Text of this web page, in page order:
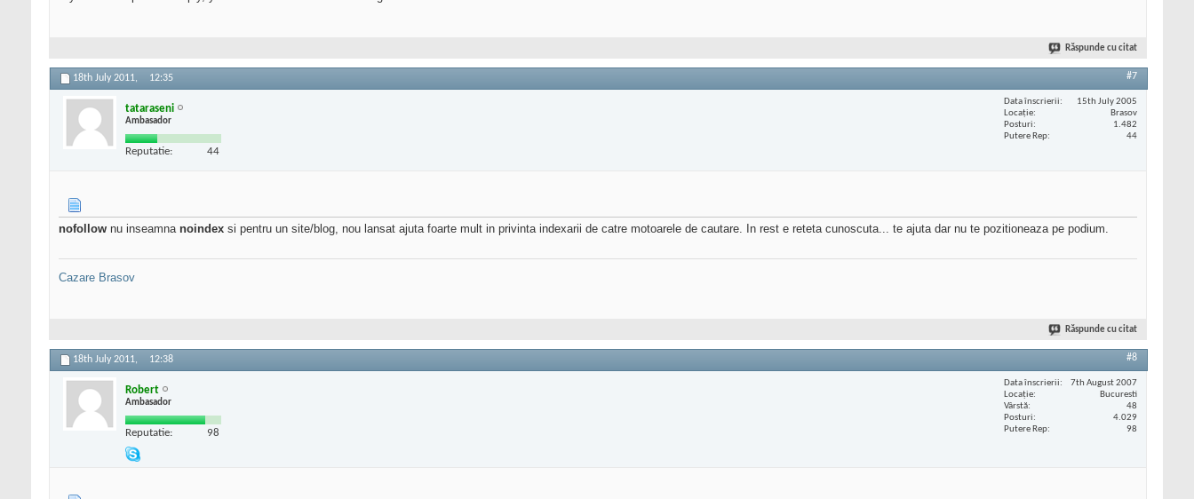
Răspunde cu citat
18th July 2011, 12:35 #7
tataraseni
Ambasador
Reputatie: 44
Data înscrierii
15th July 2005
Locaţie
Brasov
Posturi
1.482
Putere Rep
44
nofollow nu inseamna noindex si pentru un site/blog, nou lansat ajuta foarte mult in privinta indexarii de catre motoarele de cautare. In rest e reteta cunoscuta... te ajuta dar nu te pozitioneaza pe podium.
Cazare Brasov
Răspunde cu citat
18th July 2011, 12:38 #8
Robert
Ambasador
Reputatie: 98
Data înscrierii
7th August 2007
Locaţie
Bucuresti
Vârstă
48
Posturi
4.029
Putere Rep
98